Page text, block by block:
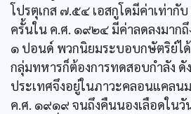
โปรตุเกส ๗.๕๔ เอสกูโดมีค่าเท่ากั
ครั้นใน ค.ศ. ๑๙๒๔ มีค่าลดลงมาก
๑ ปอนด์ พวกนิยมระบอบกษัตริย์ไ
กลุ่มทหารก็ต้องการทดสอบกำลัง ดั
ประเทศจึงอยู่ในภาวะคลอนแคลน
ค.ศ. ๑๙๑๙ จนถึงคืนนองเลือดใน